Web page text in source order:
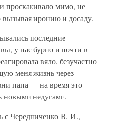
проскакивало мимо, не
вызывая иронию и досаду.
последние
у нас бурно и почти в
вяло, безучастно
меня жизнь через
папа — на время это
новыми недугами.
с Чередниченко В. И.,